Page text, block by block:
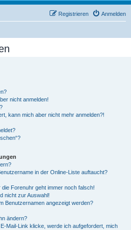
Anmelden
Registrieren
nicht anmelden!
kann mich aber nicht mehr anmelden?!
in der Online-Liste auftaucht?
Forenuhr geht immer noch falsch!
nicht zur Auswahl!
Benutzernamen angezeigt werden?
ändern?
Mail-Link klicke, werde ich aufgefordert, mich